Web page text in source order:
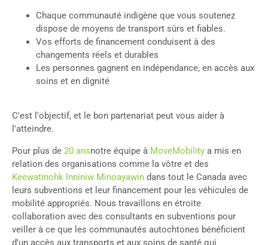
Chaque communauté indigène que vous soutenez
dispose de moyens de transport sûrs et fiables.
Vos efforts de financement conduisent à des
changements réels et durables
Les personnes gagnent en indépendance, en accès aux
soins et en dignité
C'est l'objectif, et le bon partenariat peut vous aider à
l'atteindre.
Pour plus de 20 ansnotre équipe à MoveMobility a mis en
relation des organisations comme la vôtre et des
Keewatinohk Inniniw Minoayawin dans tout le Canada avec
leurs subventions et leur financement pour les véhicules de
mobilité appropriés. Nous travaillons en étroite
collaboration avec des consultants en subventions pour
veiller à ce que les communautés autochtones bénéficient
d'un accès aux transports et aux soins de santé qui